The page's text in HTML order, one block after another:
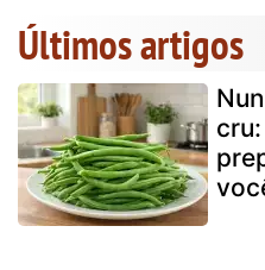
Últimos artigos